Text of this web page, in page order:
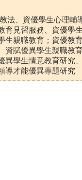
法、資優學生心理輔
育見習服務、資優學
生親職教育；資優教
資賦優異學生親職教
異學生情意教育研究
導才能優異專題研究